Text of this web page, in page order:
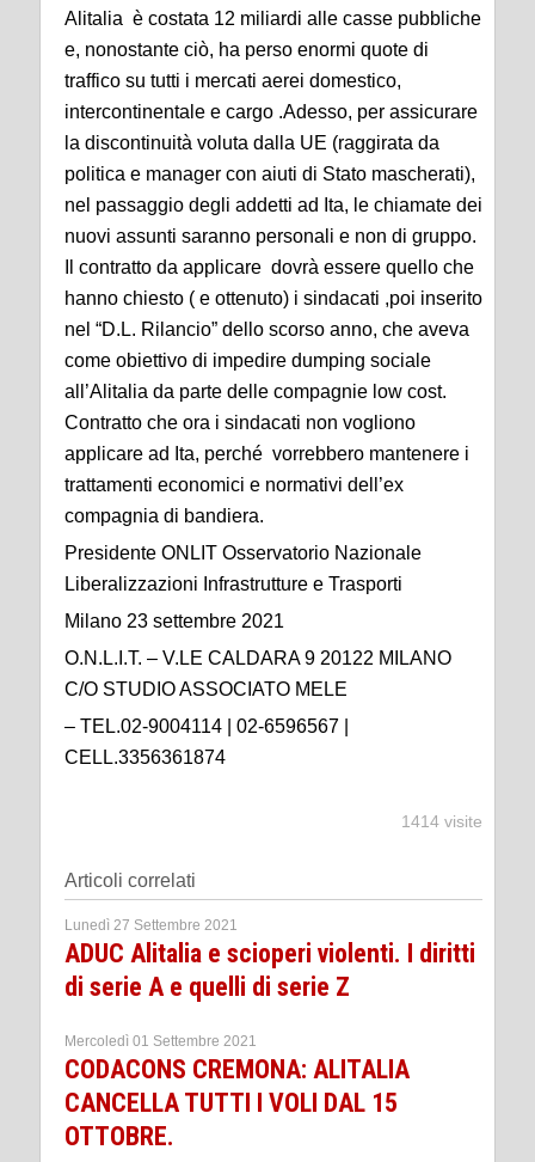
Alitalia è costata 12 miliardi alle casse pubbliche
e, nonostante ciò, ha perso enormi quote di
traffico su tutti i mercati aerei domestico,
intercontinentale e cargo .Adesso, per assicurare
la discontinuità voluta dalla UE (raggirata da
politica e manager con aiuti di Stato mascherati),
nel passaggio degli addetti ad Ita, le chiamate dei
nuovi assunti saranno personali e non di gruppo.
Il contratto da applicare dovrà essere quello che
hanno chiesto ( e ottenuto) i sindacati ,poi inserito
nel “D.L. Rilancio” dello scorso anno, che aveva
come obiettivo di impedire dumping sociale
all’Alitalia da parte delle compagnie low cost.
Contratto che ora i sindacati non vogliono
applicare ad Ita, perché vorrebbero mantenere i
trattamenti economici e normativi dell’ex
compagnia di bandiera.
Presidente ONLIT Osservatorio Nazionale
Liberalizzazioni Infrastrutture e Trasporti
Milano 23 settembre 2021
O.N.L.I.T. – V.LE CALDARA 9 20122 MILANO
C/O STUDIO ASSOCIATO MELE
– TEL.02-9004114 | 02-6596567 |
CELL.3356361874
1414 visite
Articoli correlati
Lunedì 27 Settembre 2021
ADUC Alitalia e scioperi violenti. I diritti
di serie A e quelli di serie Z
Mercoledì 01 Settembre 2021
CODACONS CREMONA: ALITALIA
CANCELLA TUTTI I VOLI DAL 15
OTTOBRE.